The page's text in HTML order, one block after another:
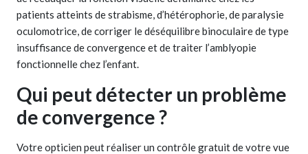
patients atteints de strabisme, d’hétérophorie, de paralysie
oculomotrice, de corriger le déséquilibre binoculaire de type
insuffisance de convergence et de traiter l’amblyopie
fonctionnelle chez l’enfant.
Qui peut détecter un problème
de convergence ?
Votre opticien peut réaliser un contrôle gratuit de votre vue